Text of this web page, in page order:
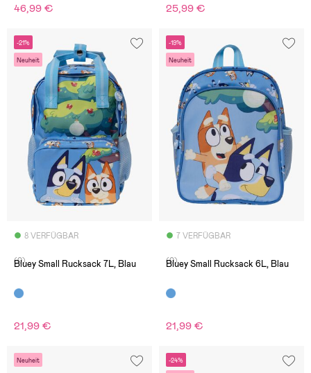
46,99 € 25,99 €
-21%
Neuheit
8 VERFÜGBAR
(0)
Bluey Small Rucksack 7L, Blau
21,99 €
-19%
Neuheit
7 VERFÜGBAR
(0)
Bluey Small Rucksack 6L, Blau
21,99 €
Neuheit -24%